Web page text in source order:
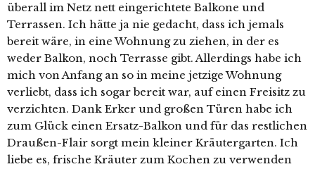
überall im Netz nett eingerichtete Balkone und
Terrassen. Ich hätte ja nie gedacht, dass ich jemals
bereit wäre, in eine Wohnung zu ziehen, in der es
weder Balkon, noch Terrasse gibt. Allerdings habe ich
mich von Anfang an so in meine jetzige Wohnung
verliebt, dass ich sogar bereit war, auf einen Freisitz zu
verzichten. Dank Erker und großen Türen habe ich
zum Glück einen Ersatz-Balkon und für das restlichen
Draußen-Flair sorgt mein kleiner Kräutergarten. Ich
liebe es, frische Kräuter zum Kochen zu verwenden